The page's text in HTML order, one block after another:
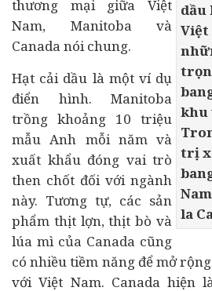
dầu
Việt
khu
trị
la
thương mại giữa Việt
Nam, Manitoba và
Canada nói chung.
Hạt cải dầu là một ví dụ
điển hình. Manitoba
trồng khoảng 10 triệu
mẫu Anh mỗi năm và
xuất khẩu đóng vai trò
then chốt đối với ngành
này. Tương tự, các sản
phẩm thịt lợn, thịt bò và
lúa mì của Canada cũng
có nhiều tiềm năng để mở
với Việt Nam. Canada hiện